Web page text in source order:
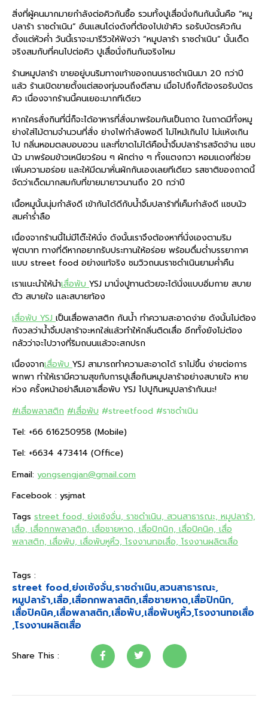
สิ่งที่ผู้คนมากมายกำลังต่อคิวกันซื้อ รวมทั้งปูเสื่อนั่งกินกันนั้นคือ “หมู
ปลาร้า ราชดำเนิน” อันแสนโด่งดังที่ต้องไปเข้าคิว รอรับบัตรคิวกัน
ตั้งแต่หัวค่ำ วันนี้เราจะมารีวิวให้ฟังว่า “หมูปลาร้า ราชดำเนิน” นั้นเด็ด
จริงสมกับที่คนไปต่อคิว ปูเสื่อนั่งกินกันจริงไหม
ร้านหมูปลาร้า ขายอยู่บนริมทางเท้าของถนนราชดำเนินมา 20 กว่าปี
แล้ว ร้านเปิดขายตั้งแต่สองทุ่มจนถึงตีสาม เมื่อไปถึงก็ต้องรอรับบัตร
คิว เนื่องจากร้านนี้คนเยอะมากทีเดียว
หากใครสั่งกินที่นี่ก็จะได้อาหารที่สั่งมาพร้อมกันเป็นถาด ในถาดมีทั้งหมู
ย่างใส่ไม้ตามจำนวนที่สั่ง ย่างไฟกำลังพอดี ไม่ไหม้เกินไป ไม่แห้งเกิน
ไป กลิ่นหอมตลบอบอวน และที่ขาดไม่ได้คือน้ำจิ้มปลาร้ารสจัดจ้าน แซบ
นัว มาพร้อมข้าวเหนียวร้อน ๆ ผักต่าง ๆ ทั้งแตงกวา หอมแดงที่ช่วย
เพิ่มความอร่อย และให้มีดมาหั่นผักกันเองเลยทีเดียว รสชาติของถาดนี้
จัดว่าเด็ดมากสมกับที่ขายมายาวนานถึง 20 กว่าปี
เนื้อหมูนั้นนุ่มกำลังดี เข้ากันได้ดีกับน้ำจิ้มปลาร้าที่เค็มกำลังดี แซบนัว
สมคำร่ำลือ
เนื่องจากร้านนี้ไม่มีโต๊ะให้นั่ง ดังนั้นเราจึงต้องหาที่นั่งเองตามริม
ฟุตบาท ทางที่ดีหากอยากรับประทานให้อร่อย พร้อมดื่มด่ำบรรยากาศ
แบบ street food อย่างแท้จริง ชมวิวถนนราชดำเนินยามค่ำคืน
เราแนะนำให้นำเสื่อพับYSJ มานั่งปูทานด้วยจะได้นั่งแบบอิ่มกาย สบาย
ตัว สบายใจ และสบายท้อง
เสื่อพับ YSJ เป็นเสื่อพลาสติก กันน้ำ ทำความสะอาดง่าย ดังนั้นไม่ต้อง
กังวลว่าน้ำจิ้มปลาร้าจะหกใส่แล้วทำให้กลิ่นติดเสื่อ อีกทั้งยังไม่ต้อง
กลัวว่าจะไปวางที่ริมถนนแล้วจะสกปรก
เนื่องจากเสื่อพับ YSJ สามารถทำความสะอาดได้ ราไม่ขึ้น ง่ายต่อการ
พกพา ทำให้เรามีความสุขกับการปูเสื่อกินหมูปลาร้าอย่างสบายใจ หาย
ห่วง ครั้งหน้าอย่าลืมเอาเสื่อพับ YSJ ไปปูกินหมูปลาร้ากันนะ!
#เสื่อพลาสติก #เสื่อพับ #streetfood #ราชดำเนิน
Tel: +66 616250958 (Mobile)
Tel: +6634 473414 (Office)
Email: yongsengjan@gmail.com
Facebook : ysjmat
Tags street food, ย่งเซ้งจั่น, ราชดำเนิน, สวนสาธารณะ, หมูปลาร้า,
เสื่อ, เสื่อกกพลาสติก, เสื่อชายหาด, เสื่อปิกนิก, เสื่อปิคนิค, เสื่อ
พลาสติก, เสื่อพับ, เสื่อพับหูหิ้ว, โรงงานทอเสื่อ, โรงงานผลิตเสื่อ
Tags :
street food,ย่งเซ้งจั่น,ราชดำเนิน,สวนสาธารณะ,
หมูปลาร้า,เสื่อ,เสื่อกกพลาสติก,เสื่อชายหาด,เสื่อปิกนิก,
เสื่อปิคนิค,เสื่อพลาสติก,เสื่อพับ,เสื่อพับหูหิ้ว,โรงงานทอเสื่อ
,โรงงานผลิตเสื่อ
Share This :